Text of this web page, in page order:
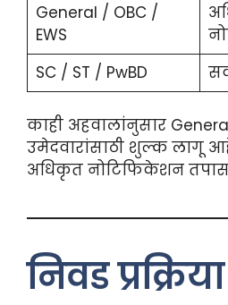
General / OBC /
EWS
SC / ST / PwBD
काही अहवालांनुसार
उमेदवारांसाठी शुल्क लागू
अधिकृत नोटिफिकेशन
निवड प्रक्रिया